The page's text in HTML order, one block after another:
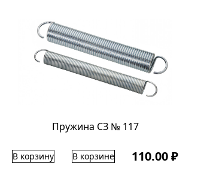
Пружина СЗ № 117
В корзину В корзине 110.00 ₽